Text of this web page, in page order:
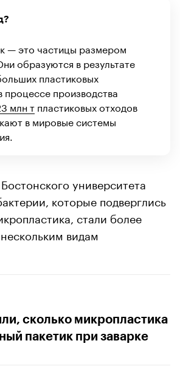
— это частицы размером
образуются в результате
пластиковых
процессе производства
млн т пластиковых отходов
в мировые системы
университета
которые подверглись
стали более
видам
сколько микропластика
пакетик при заварке